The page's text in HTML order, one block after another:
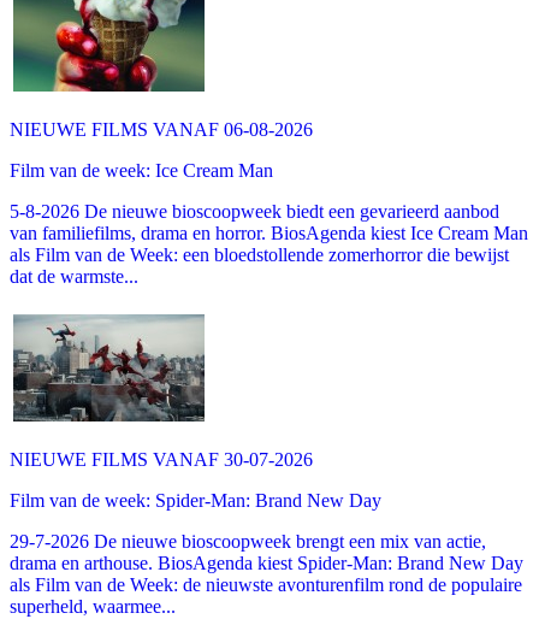
NIEUWE FILMS VANAF 06-08-2026
Film van de week: Ice Cream Man
5-8-2026 De nieuwe bioscoopweek biedt een gevarieerd aanbod
van familiefilms, drama en horror. BiosAgenda kiest Ice Cream Man
als Film van de Week: een bloedstollende zomerhorror die bewijst
dat de warmste...
NIEUWE FILMS VANAF 30-07-2026
Film van de week: Spider-Man: Brand New Day
29-7-2026 De nieuwe bioscoopweek brengt een mix van actie,
drama en arthouse. BiosAgenda kiest Spider-Man: Brand New Day
als Film van de Week: de nieuwste avonturenfilm rond de populaire
superheld, waarmee...